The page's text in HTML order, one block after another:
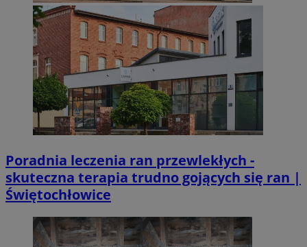
Poradnia leczenia ran przewlekłych -
skuteczna terapia trudno gojących się ran |
Świętochłowice